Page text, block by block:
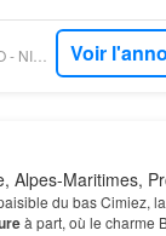
PROPRIÉTÉS LE FIGARO - NICE PROPERTIES PROMENADE Voir
Alpes-Maritimes,
du bas Cimiez,
à part, où le charme